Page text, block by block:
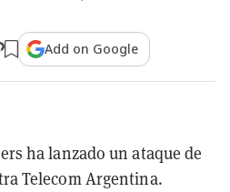
Add on Google
ha lanzado un ataque de
Telecom Argentina.